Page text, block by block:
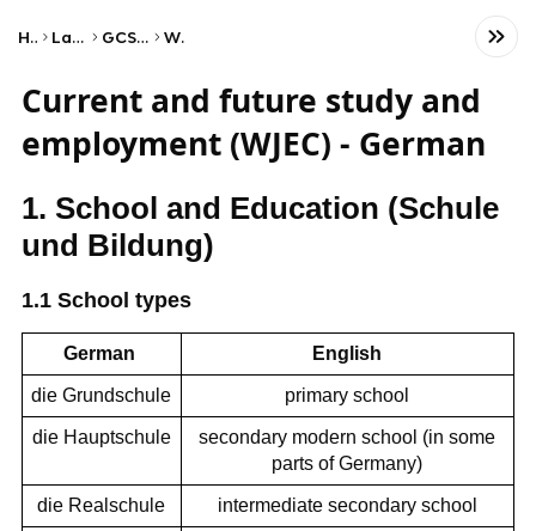
Home Language GCSE German WJEC
Current and future study and
employment (WJEC) - German
1. School and Education (Schule
und Bildung)
1.1 School types
German English
die Grundschule primary school
die Hauptschule
secondary modern school (in some
parts of Germany)
die Realschule intermediate secondary school